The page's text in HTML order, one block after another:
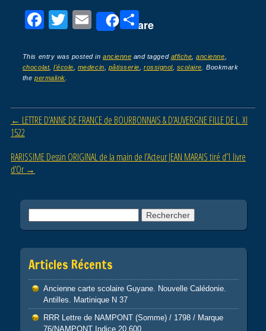
F
c
e
o
k
T
tt
er
E
ail
Share
P
ta
g
This entry was posted inancienne and tagged affiche ,ancienne
chocolat,l'école medecin pâtisserie rossignol, scolaire . Bookmark
thepermalink
Post navigation
← LETTRE D’ANNE DE FRANCE de BOURBONNAIS & D’AUVERGNE FILLE DE L. XI
1522
RARISSIME Dessin ORIGINAL de la main de l’Acteur JEAN MARAIS tiré d’1 livre
d’Or →
Articles Récents
Ancienne carte scolaire Guyane. Nouvelle Calédonie.
Antilles. Martinique N 37
RRR Lettre de NAMPONT (Somme) / 1798 / Marque
76/NAMPONT Indice 20 600